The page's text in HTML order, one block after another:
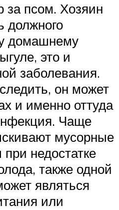
за псом. Хозяин
должного
домашнему
это и
заболевания.
он может
и именно оттуда
Чаще
мусорные
недостатке
также одной
являться
или